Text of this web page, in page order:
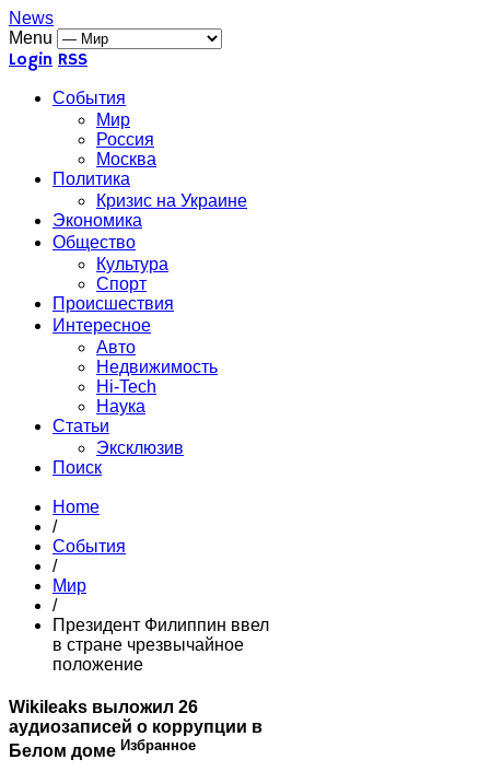
News
Menu
Login RSS
События
Мир
Россия
Москва
Политика
Кризис на Украине
Экономика
Общество
Культура
Спорт
Происшествия
Интересное
Авто
Недвижимость
Hi-Tech
Наука
Статьи
Эксклюзив
Поиск
Home
/
События
/
Мир
/
Президент Филиппин ввел
в стране чрезвычайное
положение
Wikileaks выложил 26
аудиозаписей о коррупции в
Белом доме Избранное